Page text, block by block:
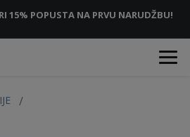
15% POPUSTA NA PRVU NARUDŽBU!